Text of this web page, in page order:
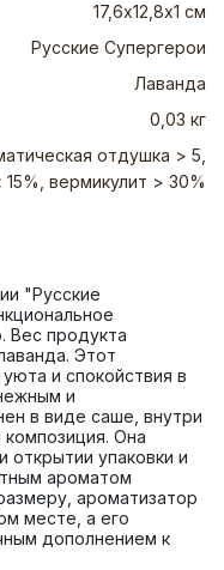
17,6х12,8х1 см
Русские Супергерои
Лаванда
0,03 кг
отдушка > 5,
15%, вермикулит > 30%
"Русские
Вес продукта
Этот
и спокойствия в
и
в виде саше, внутри
Она
открытии упаковки и
ароматом
ароматизатор
месте, а его
дополнением к